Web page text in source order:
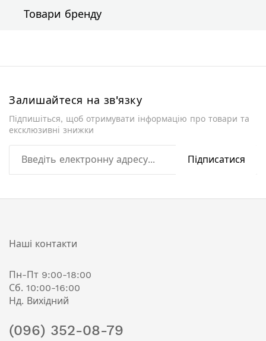
Товари бренду
Залишайтеся на зв'язку
Підпишіться, щоб отримувати інформацію про товари та
ексклюзивні знижки
Підписатися
Наші контакти
Пн-Пт 9:00-18:00
Сб. 10:00-16:00
Нд. Вихідний
(096) 352-08-79